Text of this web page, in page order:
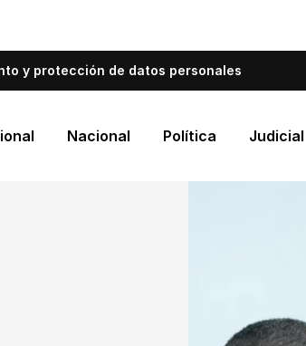
y protección de datos personales
Nacional Política Judicial